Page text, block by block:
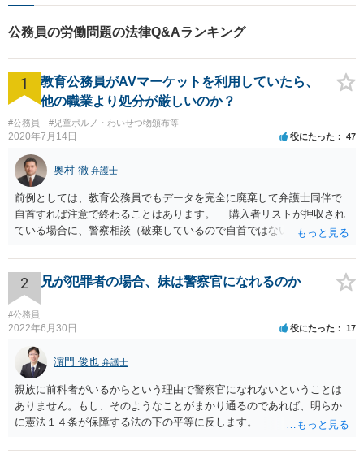
公務員の労働問題の法律Q&Aランキング
1
教育公務員がAVマーケットを利用していたら、
他の職業より処分が厳しいのか？
#公務員 #児童ポルノ・わいせつ物頒布等
2020年7月14日 役にたった 47
奥村 徹 弁護士
前例としては、教育公務員でもデータを完全に廃棄して弁護士同伴で
自首すれば注意で終わることはあります。 購入者リストが押収され
ている場合に、警察相談（破棄しているので自首ではない）でやぶ蛇
2 兄が犯罪者の場合、妹は警察官になれるのか
#公務員
2022年6月30日 役にたった 17
濵門 俊也 弁護士
親族に前科者がいるからという理由で警察官になれないということは
ありません。もし、そのようなことがまかり通るのであれば、明らか
に憲法１４条が保障する法の下の平等に反します。